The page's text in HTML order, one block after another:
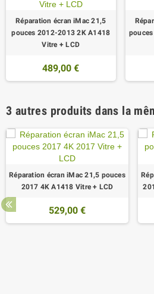
Réparation écran iMac 21,5
pouces 2012-2013 2K A1418
Vitre + LCD
489,00 €
3 autres produits dans la
Réparation écran iMac 21,5 pouces
2017 4K A1418 Vitre + LCD
529,00 €